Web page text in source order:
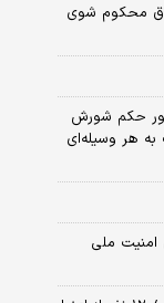
محکوم شوی
حکم شورش
هر وسیله‌ای
امنیت ملی